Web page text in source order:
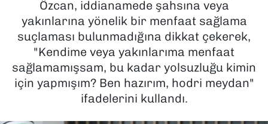
Özcan, iddianamede şahsına veya
yakınlarına yönelik bir menfaat sağlama
suçlaması bulunmadığına dikkat çekerek,
"Kendime veya yakınlarıma menfaat
sağlamamışsam, bu kadar yolsuzluğu kimin
için yapmışım? Ben hazırım, hodri meydan"
ifadelerini kullandı.
SPOR
TEKNOLOJİ
YAŞAM
YEREL YÖNETİMLER